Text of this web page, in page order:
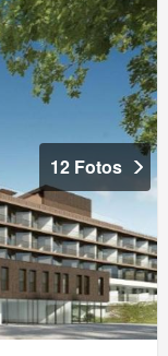
12 Fotos